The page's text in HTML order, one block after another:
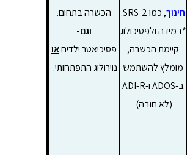
חינוך, כמו SRS-2.
*במידה ולפסיכולוג
קיימת הכשרה,
מומלץ להשתמש
ב-ADOS ו-ADI-R
(לא חובה)
הכשרה בתחום.
וגם-
פסיכיאטר ילדיםאו
נוירולוג התפתחותי.